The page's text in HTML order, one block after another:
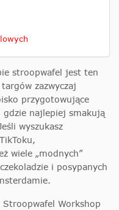
stroopwafel jest ten
zazwyczaj
przygotowujące
gdzie najlepiej smakują
wyszukasz
wiele „modnych”
i posypanych
Workshop